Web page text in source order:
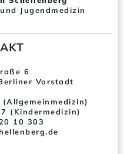
Jugendmedizin
6
Vorstadt
(Kindermedizin)
10 303